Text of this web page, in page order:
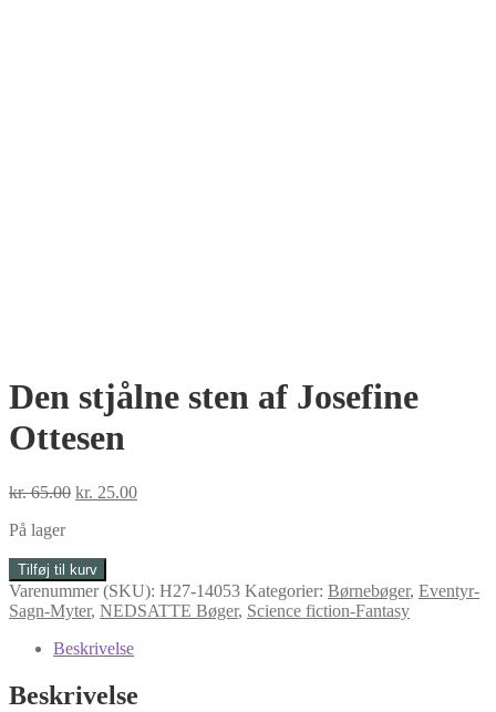
Den stjålne sten af Josefine
Ottesen
kr.65.00 Den
kr. 65.00.
kr. 25.00Den
På lager
Den
stjålne
sten
Josefine
antal
Tilføj til kurv
Varenummer (SKU): H27-14053 Kategorier: Børnebøger, Eventyr-
Sagn-Myter, NEDSATTE Bøger, Science fiction-Fantasy
Beskrivelse
Beskrivelse